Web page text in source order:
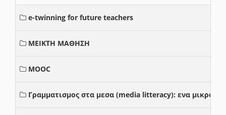
e-twinning for future teachers
ΜΕΙΚΤΗ ΜΑΘΗΣΗ
MOOC
Γραμματισμος στα μεσα (media litteracy): ενα μικρο